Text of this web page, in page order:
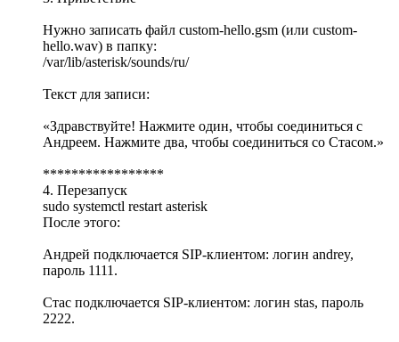
Нужно записать файл custom-hello.gsm (или custom-
hello.wav) в папку:
/var/lib/asterisk/sounds/ru/
Текст для записи:
«Здравствуйте! Нажмите один, чтобы соединиться с
Андреем. Нажмите два, чтобы соединиться со Стасом.»
*****************
4. Перезапуск
sudo systemctl restart asterisk
После этого:
Андрей подключается SIP-клиентом: логин andrey,
пароль 1111.
Стас подключается SIP-клиентом: логин stas, пароль
2222.